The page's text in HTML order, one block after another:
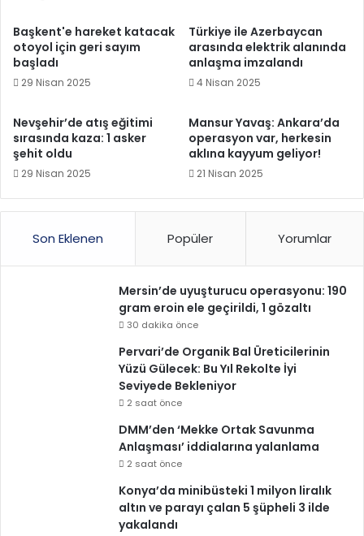
Başkent'e hareket katacak
otoyol için geri sayım
başladı
29 Nisan 2025
Türkiye ile Azerbaycan
arasında elektrik alanında
anlaşma imzalandı
4 Nisan 2025
Nevşehir’de atış eğitimi
sırasında kaza: 1 asker
şehit oldu
29 Nisan 2025
Mansur Yavaş: Ankara’da
operasyon var, herkesin
aklına kayyum geliyor!
21 Nisan 2025
Son Eklenen Popüler Yorumlar
Mersin’de uyuşturucu operasyonu: 190
gram eroin ele geçirildi, 1 gözaltı
30 dakika önce
Pervari’de Organik Bal Üreticilerinin
Yüzü Gülecek: Bu Yıl Rekolte İyi
Seviyede Bekleniyor
2 saat önce
DMM’den ‘Mekke Ortak Savunma
Anlaşması’ iddialarına yalanlama
2 saat önce
Konya’da minibüsteki 1 milyon liralık
altın ve parayı çalan 5 şüpheli 3 ilde
yakalandı